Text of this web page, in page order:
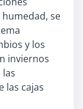
se
y los
inviernos
las cajas